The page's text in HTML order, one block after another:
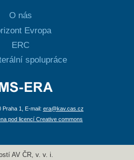
O nás
Evropa
ERC
spolupráce
Praha 1, E-mail: era@kav.cas.cz
pod licencí Creative commons
AV ČR, v. v. i.